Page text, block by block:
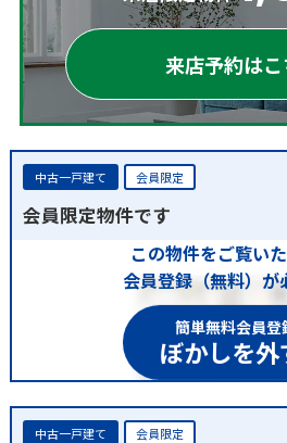
来店予約はこ
中古一戸建て 会員限定
会員限定物件です
この物件をご覧い
会員登録（無料）が
簡単無料会員登
ぼかしを外
中古一戸建て 会員限定